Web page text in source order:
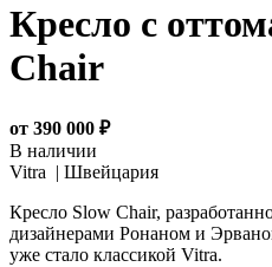
Кресло с
Chair
от 390 000 ₽
В наличии
Vitra | Швейцария
Кресло Slow Chair,
дизайнерами Ронаном и
уже стало классикой Vitra.